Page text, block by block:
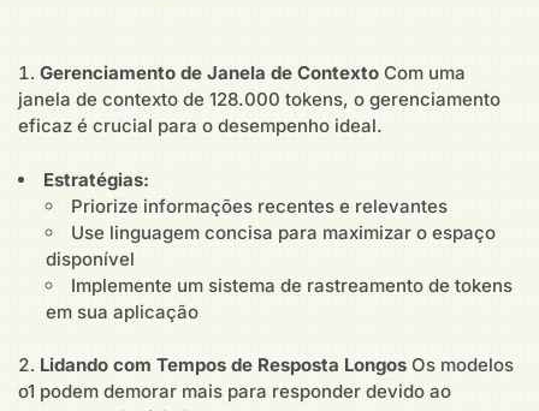
Gerenciamento de Janela de Contexto Com uma
janela de contexto de 128.000 tokens, o gerenciamento
eficaz é crucial para o desempenho ideal.
Estratégias:
Priorize informações recentes e relevantes
Use linguagem concisa para maximizar o espaço
disponível
Implemente um sistema de rastreamento de tokens
em sua aplicação
Lidando com Tempos de Resposta Longos Os modelos
o1 podem demorar mais para responder devido ao